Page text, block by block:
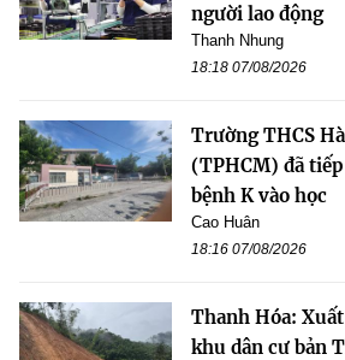
người lao động
Thanh Nhung
18:18 07/08/2026
Trường THCS
(TPHCM) đã
bệnh K vào học
Cao Huân
18:16 07/08/2026
Thanh Hóa:
khu dân cư bản